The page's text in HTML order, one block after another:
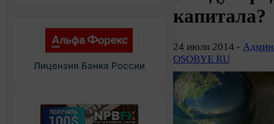
Лицензия Банка России
капитала?
24 июля 2014 -
OSOBYE RU